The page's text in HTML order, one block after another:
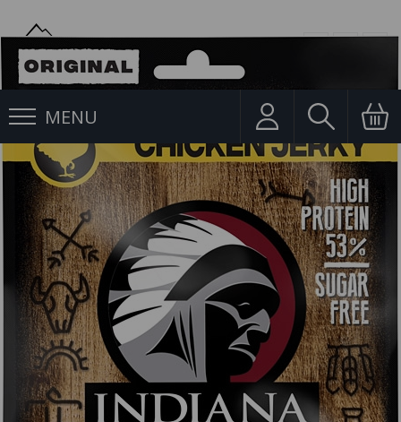
MENU
Sušené maso Sušené maso Jerky kuřecí 25g
Sušené maso Jerky kuřecí 25g